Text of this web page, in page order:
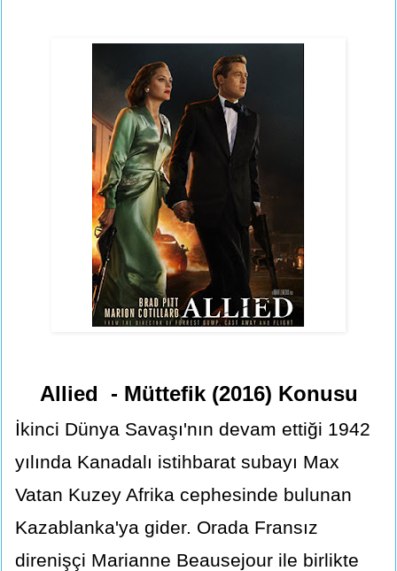
Allied - Müttefik (2016) Konusu
İkinci Dünya Savaşı'nın devam ettiği 1942
yılında Kanadalı istihbarat subayı Max
Vatan Kuzey Afrika cephesinde bulunan
Kazablanka'ya gider. Orada Fransız
direnişçi Marianne Beausejour ile birlikte